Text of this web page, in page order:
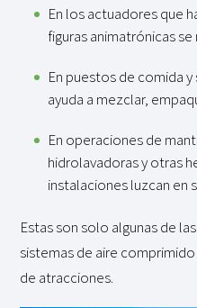
En los actuadores que
figuras animatrónicas se
En puestos de comida
ayuda a mezclar,
En operaciones de
hidrolavadoras y otras
instalaciones luzcan en
Estas son solo algunas de
sistemas de aire
de atracciones.